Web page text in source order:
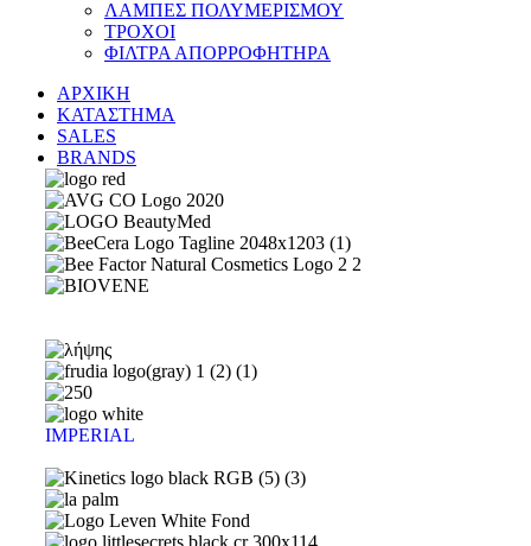
ΛΑΜΠΕΣ ΠΟΛΥΜΕΡΙΣΜΟΥ
ΤΡΟΧΟΙ
ΦΙΛΤΡΑ ΑΠΟΡΡΟΦΗΤΗΡΑ
ΑΡΧΙΚΗ
ΚΑΤΑΣΤΗΜΑ
SALES
BRANDS
IMPERIAL